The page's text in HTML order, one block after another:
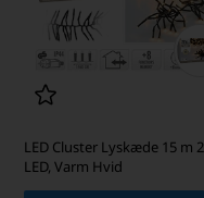
LED Cluster Lyskæde 15 m
LED, Varm Hvid